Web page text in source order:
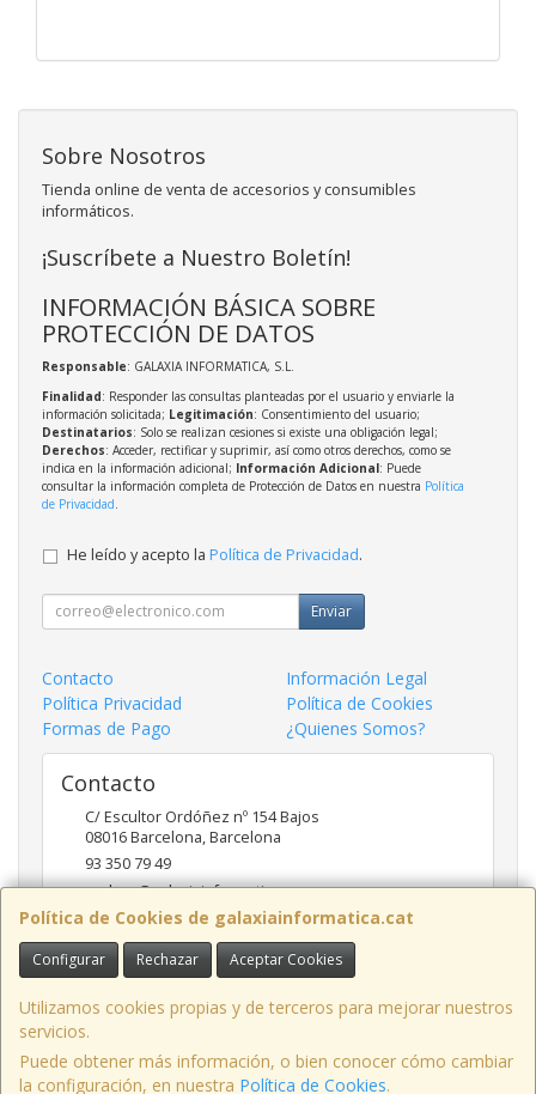
Política de Cookies de galaxiainformatica.cat
Configurar Rechazar Aceptar Cookies
Utilizamos cookies propias y de terceros para mejorar nuestros
servicios.
Puede obtener más información, o bien conocer cómo cambiar
la configuración, en nuestra Política de Cookies.
Sobre Nosotros
Tienda online de venta de accesorios y consumibles
informáticos.
¡Suscríbete a Nuestro Boletín!
INFORMACIÓN BÁSICA SOBRE
PROTECCIÓN DE DATOS
Responsable: GALAXIA INFORMATICA, S.L.
Finalidad: Responder las consultas planteadas por el usuario y enviarle la
información solicitada; Legitimación: Consentimiento del usuario;
Destinatarios: Solo se realizan cesiones si existe una obligación legal;
Derechos: Acceder, rectificar y suprimir, así como otros derechos, como se
indica en la información adicional; Información Adicional: Puede
consultar la información completa de Protección de Datos en nuestra Política
de Privacidad
He leído y acepto la Política de Privacidad.
Enviar
Contacto
Información Legal
Política Privacidad
Política de Cookies
Formas de Pago
¿Quienes Somos?
Contacto
C/ Escultor Ordóñez nº 154 Bajos
08016Barcelona,Barcelona
93 350 79 49
andreu@galaxiainformatica.com
Horario
9:00-17:30 de Lunes a Jueves / 9:00-15:00 los Viernes